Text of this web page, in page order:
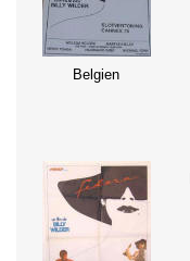
Belgien